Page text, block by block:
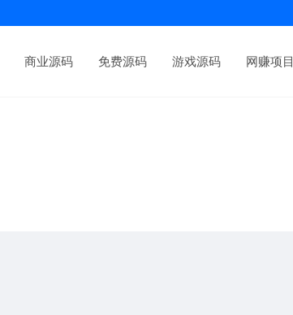
商业源码 免费源码 游戏源码 网赚项目